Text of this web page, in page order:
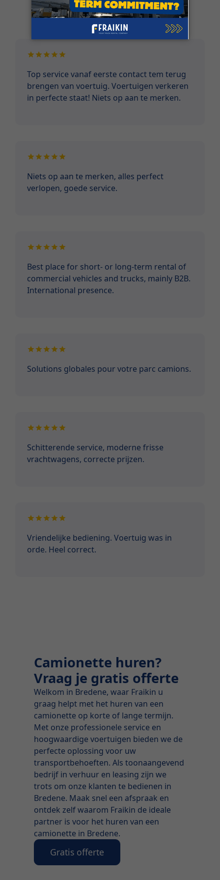
Klantgetuigenissen
Top service vanaf eerste contact tem terug
brengen van voertuig. Voertuigen verkeren
in perfecte staat! Niets op aan te merken.
Niets op aan te merken, alles perfect
verlopen, goede service.
Best place for short- or long-term rental of
commercial vehicles and trucks, mainly B2B.
International presence.
Solutions globales pour votre parc camions.
Schitterende service, moderne frisse
vrachtwagens, correcte prijzen.
Vriendelijke bediening. Voertuig was in
orde. Heel correct.
Camionette huren?
Vraag je gratis offerte
Welkom in Bredene, waar Fraikin u
graag helpt met het huren van een
camionette op korte of lange termijn.
Met onze professionele service en
hoogwaardige voertuigen bieden we de
perfecte oplossing voor uw
transportbehoeften. Als toonaangevend
bedrijf in verhuur en leasing zijn we
trots om onze klanten te bedienen in
Bredene. Maak snel een afspraak en
ontdek zelf waarom Fraikin de ideale
partner is voor het huren van een
camionette in Bredene.
Gratis offerte